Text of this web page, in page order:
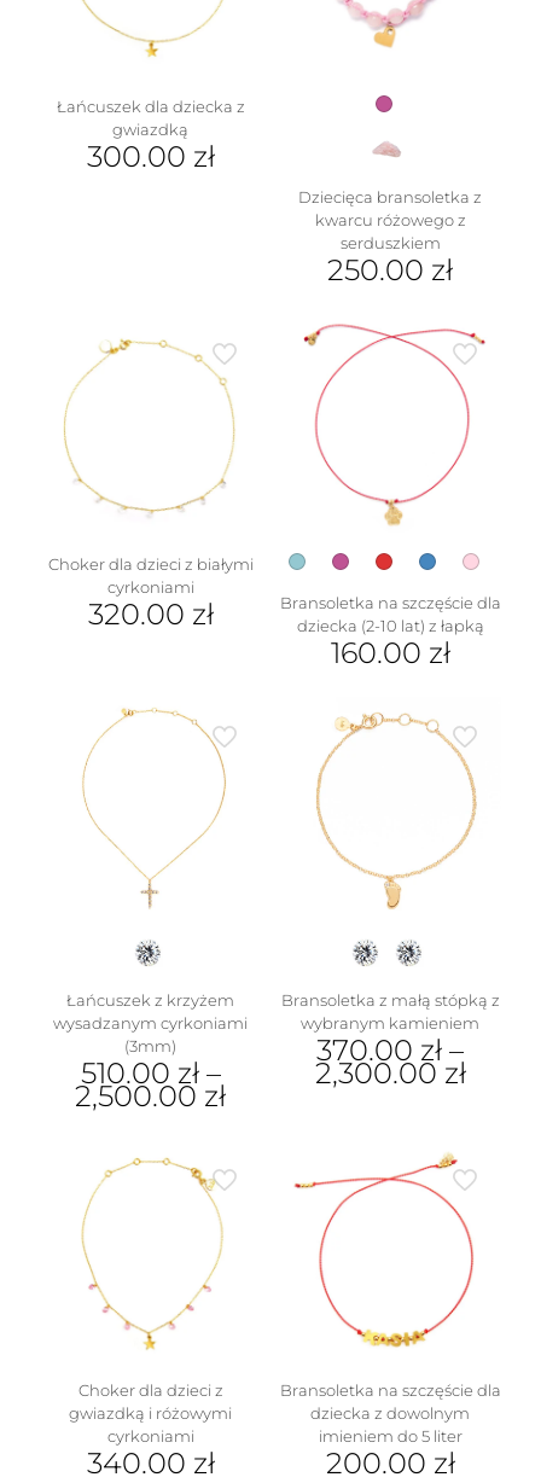
produktu
na
stronie
Łańcuszek dla dziecka z
gwiazdką
300.00 zł
Dziecięca bransoletka z
kwarcu różowego z
serduszkiem
250.00 zł
Choker dla dzieci z białymi
cyrkoniami
320.00 zł
Bransoletka na szczęście dla
dziecka (2-10 lat) z łapką
160.00 zł
ma
wariantów.
stronie
produktu
Łańcuszek z krzyżem
wysadzanym cyrkoniami
(3mm)
510.00 zł–
2,500.00 zł
ma
wariantów.
wybrać
stronie
produktu
Bransoletka z małą stópką z
wybranym kamieniem
370.00 zł –
2,300.00 zł
wiele
wariantów.
produktu
Choker dla dzieci z
gwiazdką i różowymi
cyrkoniami
340.00 zł
Bransoletka na szczęście dla
dziecka z dowolnym
imieniem do 5 liter
200.00 zł